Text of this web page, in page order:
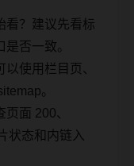
看？建议先看标
否一致。
使用栏目页、
。
面 200、
状态和内链入